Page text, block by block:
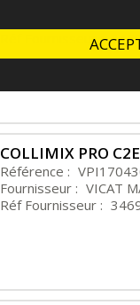
Réf Fournisseur :
COLLIMIX PRO
Référence :
Fournisseur : VICAT
Réf Fournisseur :